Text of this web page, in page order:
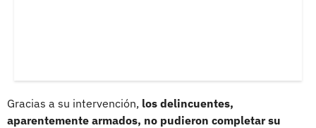
Gracias a su intervención, los delincuentes,
aparentemente armados, no pudieron completar su